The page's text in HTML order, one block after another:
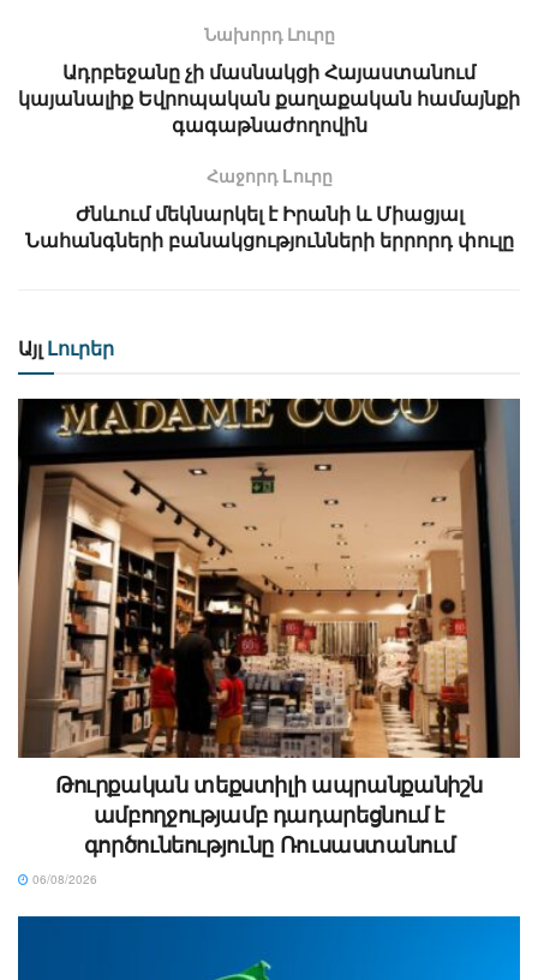
Նախորդ Լուրը
Ադրբեջանը չի մասնակցի Հայաստանում
կայանալիք Եվրոպական քաղաքական համայնքի
գագաթնաժողովին
Հաջորդ Lուրը
Ժնևում մեկնարկել է Իրանի և Միացյալ
Նահանգների բանակցությունների երրորդ փուլը
Այլ Լուրեր
Թուրքական տեքստիլի ապրանքանիշն
ամբողջությամբ դադարեցնում է
գործունեությունը Ռուսաստանում
06/08/2026